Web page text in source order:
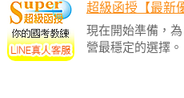
超級函授【最新
現在開始準備，
營最穩定的選擇。